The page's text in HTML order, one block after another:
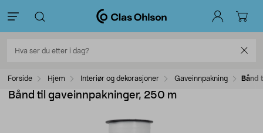
Forside Hjem Interiør og dekorasjoner Gaveinnpakning Bånd
Bånd til gaveinnpakninger, 250 m